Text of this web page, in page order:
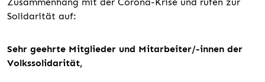
Solidarität auf:
Sehr geehrte Mitglieder und Mitarbeiter/-innen der
Volkssolidarität,